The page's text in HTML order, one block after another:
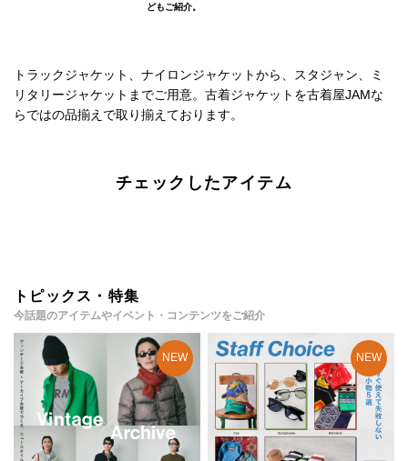
どもご紹介。
トラックジャケット、ナイロンジャケットから、スタジャン、ミ
リタリージャケットまでご用意。古着ジャケットを古着屋JAMな
らではの品揃えで取り揃えております。
チェックしたアイテム
トピックス・特集
今話題のアイテムやイベント・コンテンツをご紹介